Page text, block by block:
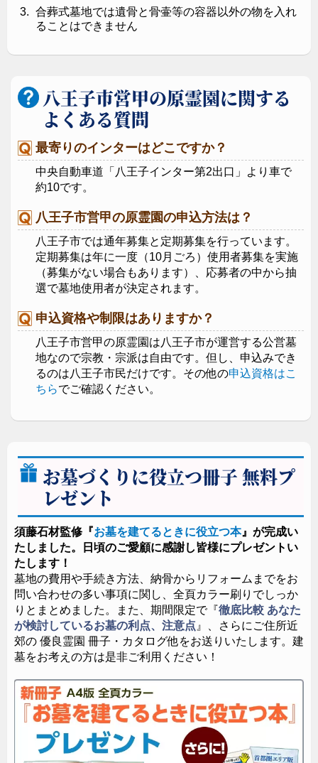
合葬式墓地では遺骨と骨壷等の容器以外の物を入れ
ることはできません
八王子市営甲の原霊園に関する
よくある質問
最寄りのインターはどこですか？
中央自動車道「八王子インター第2出口」より車で
約10です。
八王子市営甲の原霊園の申込方法は？
八王子市では通年募集と定期募集を行っています。
定期募集は年に一度（10月ごろ）使用者募集を実施
（募集がない場合もあります）、応募者の中から抽
選で墓地使用者が決定されます。
申込資格や制限はありますか？
八王子市営甲の原霊園は八王子市が運営する公営墓
地なので宗教・宗派は自由です。但し、申込みでき
るのは八王子市民だけです。その他の申込資格はこ
ちらでご確認ください。
お墓づくりに役立つ冊子 無料プ
レゼント
須藤石材監修『お墓を建てるときに役立つ本』が完成い
たしました。日頃のご愛顧に感謝し皆様にプレゼントい
たします！
墓地の費用や手続き方法、納骨からリフォームまでをお
問い合わせの多い事項に関し、全頁カラー刷りでしっか
りとまとめました。また、期間限定で『徹底比較 あなた
が検討しているお墓の利点、注意点 』、さらにご住所近
郊の 優良霊園 冊子・カタログ他をお送りいたします。建
墓をお考えの方は是非ご利用ください！